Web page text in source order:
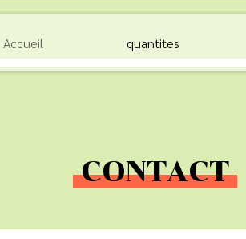
Accueil quantites
CONTACT